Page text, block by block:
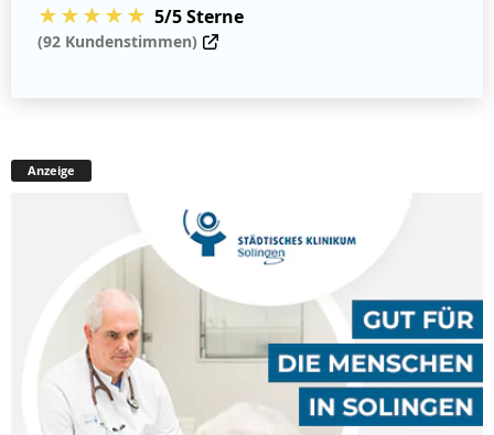
★★★★★ 5/5 Sterne
(92 Kundenstimmen)
Anzeige